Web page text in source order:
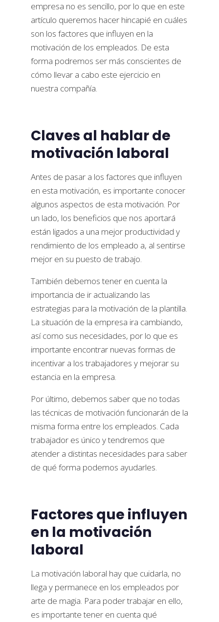
empresa no es sencillo, por lo que en este
artículo queremos hacer hincapié en cuáles
son los factores que influyen en la
motivación de los empleados. De esta
forma podremos ser más conscientes de
cómo llevar a cabo este ejercicio en
nuestra compañía.
Claves al hablar de
motivación laboral
Antes de pasar a los factores que influyen
en esta motivación, es importante conocer
algunos aspectos de esta motivación. Por
un lado, los beneficios que nos aportará
están ligados a una mejor productividad y
rendimiento de los empleado a, al sentirse
mejor en su puesto de trabajo.
También debemos tener en cuenta la
importancia de ir actualizando las
estrategias para la motivación de la plantilla.
La situación de la empresa ira cambiando,
así como sus necesidades, por lo que es
importante encontrar nuevas formas de
incentivar a los trabajadores y mejorar su
estancia en la empresa.
Por último, debemos saber que no todas
las técnicas de motivación funcionarán de la
misma forma entre los empleados. Cada
trabajador es único y tendremos que
atender a distintas necesidades para saber
de qué forma podemos ayudarles.
Factores que influyen
en la motivación
laboral
La motivación laboral hay que cuidarla, no
llega y permanece en los empleados por
arte de magia. Para poder trabajar en ello,
es importante tener en cuenta qué